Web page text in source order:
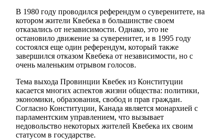
В 1980 году проводился референдум о суверенитете, на
котором жители Квебека в большинстве своем
отказались от независимости. Однако, это не
остановило движение за суверенитет, и в 1995 году
состоялся еще один референдум, который также
завершился отказом Квебека от независимости, но с
очень маленьким отрывом голосов.
Тема выхода Провинции Квебек из Конституции
касается многих аспектов жизни общества: политики,
экономики, образования, свобод и прав граждан.
Согласно Конституции, Канада является монархией с
парламентским управлением, что вызывает
недовольство некоторых жителей Квебека их своим
статусом в государстве.